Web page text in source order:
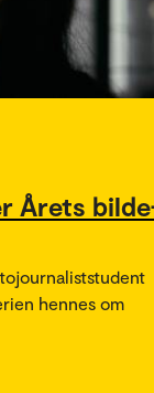
Årets
hennes om